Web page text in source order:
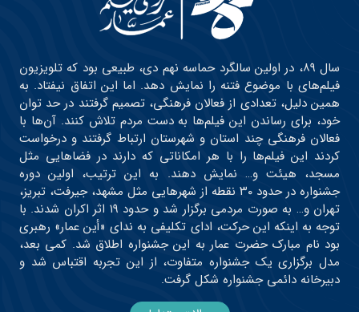
سال ۸۹، در اولین سالگرد حماسه نهم دی، طبیعی بود که تلویزیون
فیلم‌های با موضوع فتنه را نمایش دهد. اما این اتفاق نیفتاد. به
همین دلیل، تعدادی از فعالان فرهنگی، تصمیم گرفتند در حد توان
خود، برای رساندن این فیلم‌ها به دست مردم تلاش کنند. آن‌ها با
فعالان فرهنگی چند استان و شهرستان ارتباط گرفتند و درخواست
کردند این فیلم‌ها را با هر امکاناتی که دارند در فضاهایی مثل
مسجد، هیئت و… نمایش دهند. به این ترتیب، اولین دوره
جشنواره در حدود ۳۰ نقطه از شهرهایی مثل مشهد، جیرفت، تبریز،
تهران و… به صورت مردمی برگزار شد و حدود ۱۹ اثر اکران شدند. با
توجه به اینکه این حرکت، ادای تکلیفی به ندای «أین عمار» رهبری
بود نام مبارک حضرت عمار به این جشنواره اطلاق شد. کمی بعد،
مدل برگزاری یک جشنواره متفاوت، از این تجربه اقتباس شد و
دبیرخانه دائمی جشنواره شکل گرفت.